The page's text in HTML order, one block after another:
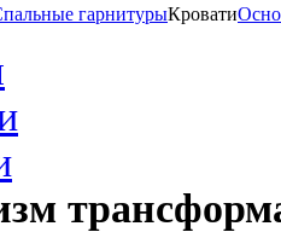
гарнитурыКровати